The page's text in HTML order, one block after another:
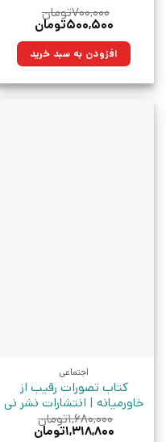
۷۰۰,۰۰۰تومان
قیمت
۷۰۰,۰۰۰تومان
بود.
۵۰۰,۵۰۰تومان
۵۰۰,۵۰۰تومان.افزودن به سبد خرید
اجتماعی
کتاب تصورات رقیب از
خاورمیانه | انتشارات نشر نی
۱,۶۸۰,۰۰۰تومان
قیمت
۱,۳۱۸,۸۰۰تومان